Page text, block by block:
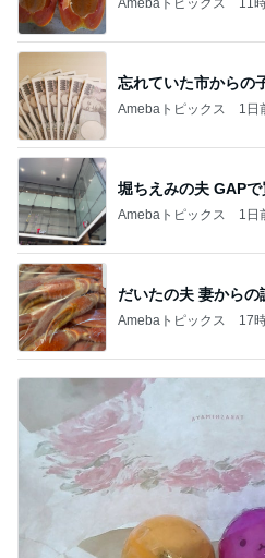
忘れていた市からの
Amebaトピックス 1日
堀ちえみの夫 GAP
Amebaトピックス 1日
だいたの夫 妻からの
Amebaトピックス 17